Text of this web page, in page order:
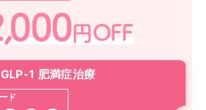
000円OFF
GLP-1 肥満症治療
ド